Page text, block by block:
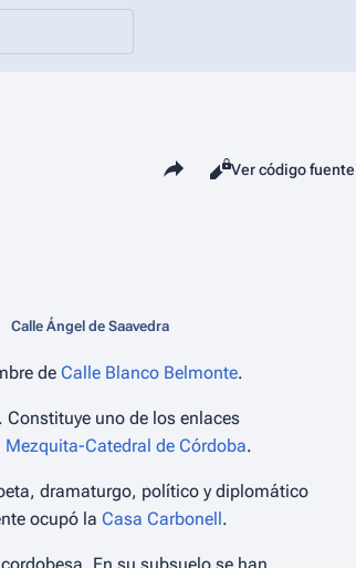
Comparte esta página
Vistas
Leer
Ver código fuente
Calle Ángel de Saavedra
de Calle Blanco Belmonte.
. Constituye uno de los enlaces
Mezquita-Catedral de Córdoba.
dramaturgo, político y diplomático
ocupó la Casa Carbonell.